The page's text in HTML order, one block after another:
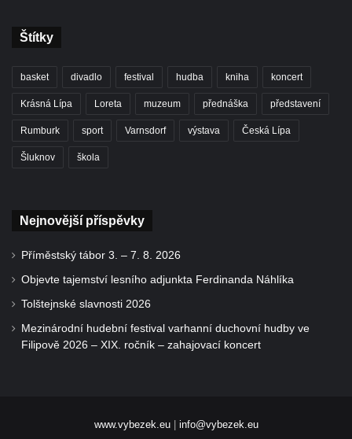
Štítky
basket divadlo festival hudba kniha koncert
Krásná Lípa Loreta muzeum přednáška představení
Rumburk sport Varnsdorf výstava Česká Lípa
Šluknov škola
Nejnovější příspěvky
Příměstský tábor 3. – 7. 8. 2026
Objevte tajemství lesního adjunkta Ferdinanda Náhlíka
Tolštejnské slavnosti 2026
Mezinárodní hudební festival varhanní duchovní hudby ve
Filipově 2026 – XIX. ročník – zahajovací koncert
www.vybezek.eu| info@vybezek.eu